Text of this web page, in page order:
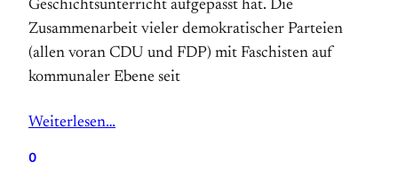
Geschichtsunterricht aufgepasst hat. Die
Zusammenarbeit vieler demokratischer Parteien
(allen voran CDU und FDP) mit Faschisten auf
kommunaler Ebene seit
Weiterlesen…
0